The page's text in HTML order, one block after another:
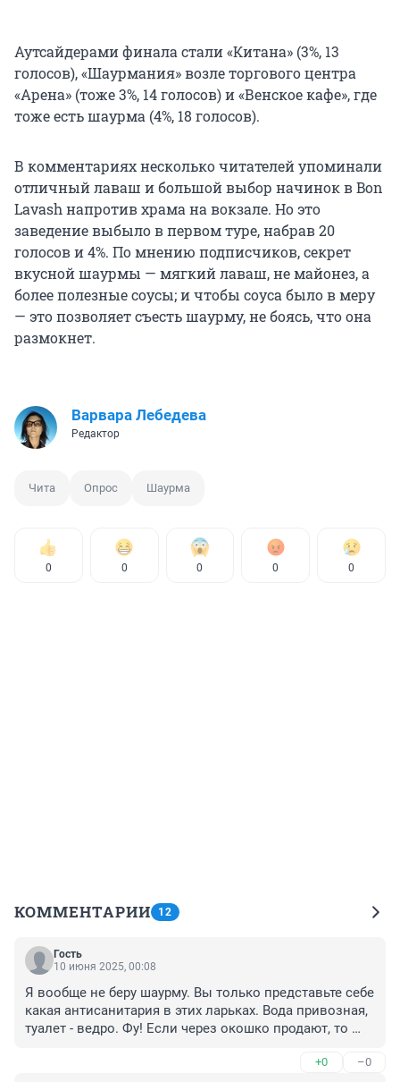
Аутсайдерами финала стали «Китана» (3%, 13
голосов), «Шаурмания» возле торгового центра
«Арена» (тоже 3%, 14 голосов) и «Венское кафе», где
тоже есть шаурма (4%, 18 голосов).
В комментариях несколько читателей упоминали
отличный лаваш и большой выбор начинок в Bon
Lavash напротив храма на вокзале. Но это
заведение выбыло в первом туре, набрав 20
голосов и 4%. По мнению подписчиков, секрет
вкусной шаурмы — мягкий лаваш, не майонез, а
более полезные соусы; и чтобы соуса было в меру
— это позволяет съесть шаурму, не боясь, что она
размокнет.
Варвара Лебедева
Редактор
Чита Опрос Шаурма
0 0 0 0 0
КОММЕНТАРИИ 12
Гость
10 июня 2025, 00:08
Я вообще не беру шаурму. Вы только представьте себе
какая антисанитария в этих ларьках. Вода привозная,
туалет - ведро. Фу! Если через окошко продают, то
состояние рук и ногтей повара. 🤢 Говорят они там
+0 –0